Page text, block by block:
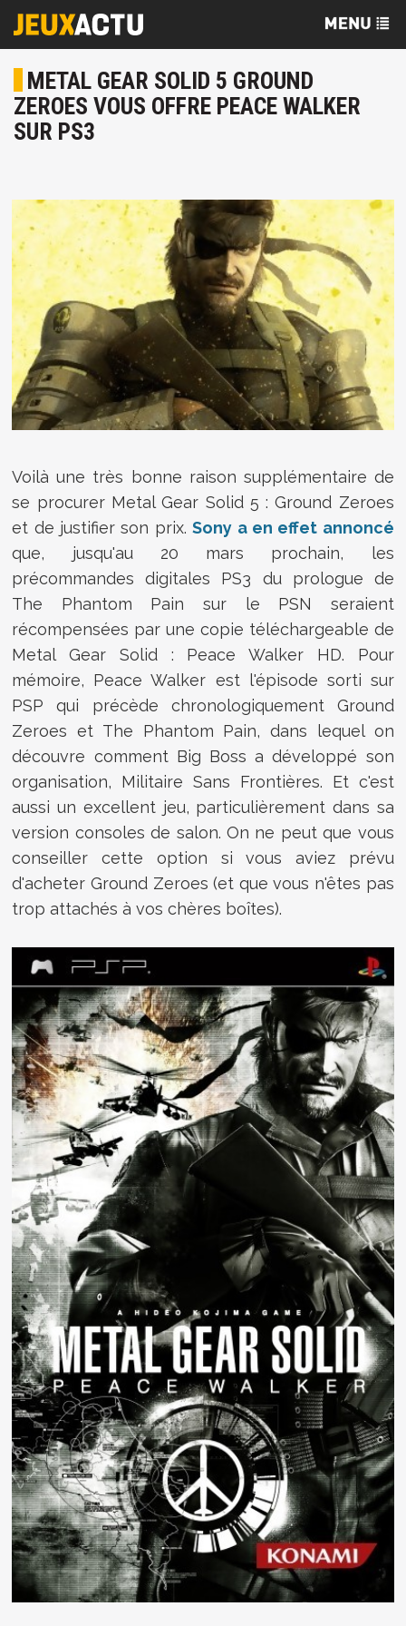
METAL GEAR SOLID 5 GROUND
ZEROES VOUS OFFRE PEACE WALKER
SUR PS3
Voilà une très bonne raison supplémentaire de
se procurer Metal Gear Solid 5 : Ground Zeroes
et de justifier son prix.Sony a en effet annoncé
que, jusqu'au 20 mars prochain, les
précommandes digitales PS3 du prologue de
The Phantom Pain sur le PSN seraient
récompensées par une copie téléchargeable de
Metal Gear Solid : Peace Walker HD. Pour
mémoire, Peace Walker est l'épisode sorti sur
PSP qui précède chronologiquement Ground
Zeroes et The Phantom Pain, dans lequel on
découvre comment Big Boss a développé son
organisation, Militaire Sans Frontières. Et c'est
aussi un excellent jeu, particulièrement dans sa
version consoles de salon. On ne peut que vous
conseiller cette option si vous aviez prévu
d'acheter Ground Zeroes (et que vous n'êtes pas
trop attachés à vos chères boîtes).